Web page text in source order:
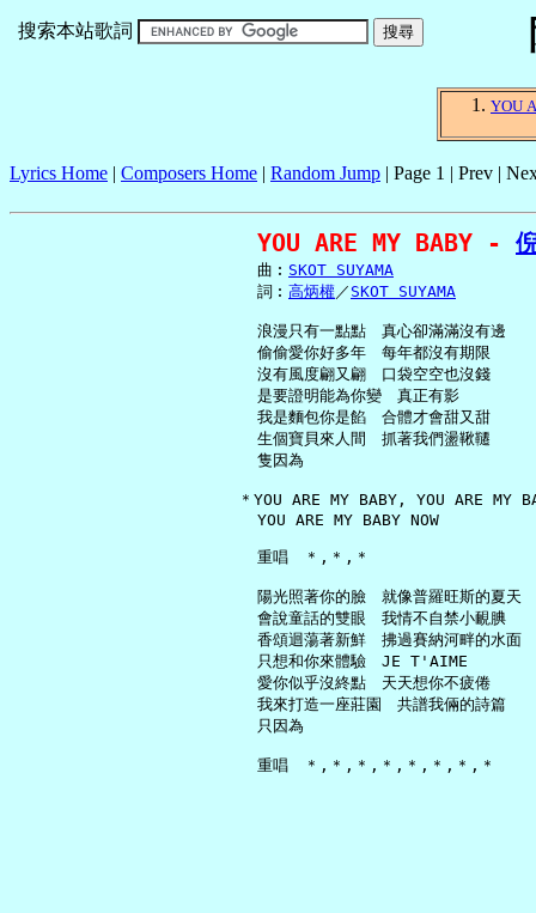
搜索本站歌詞
YOU
Lyrics Home | Composers Home | Random Jump | Page 1 | Prev |
YOU ARE MY BABY -
     曲︰
SKOT SUYAMA
     詞︰
高炳權／ SKOT SUYAMA
     浪漫只有一點點　真心卻滿滿沒有邊
     偷偷愛你好多年　每年都沒有期限
     沒有風度翩又翩　口袋空空也沒錢
     是要證明能為你變　真正有影
     我是麵包你是餡　合體才會甜又甜
     生個寶貝來人間　抓著我們盪鞦韆
     隻因為
＊YOU ARE MY BABY, YOU ARE MY
     YOU ARE MY BABY NOW
     重唱　＊,＊,＊
     陽光照著你的臉　就像普羅旺斯的夏天
     會說童話的雙眼　我情不自禁小靦腆
     香頌迴蕩著新鮮　拂過賽納河畔的水面
     只想和你來體驗　JE T'AIME
     愛你似乎沒終點　天天想你不疲倦
     我來打造一座莊園　共譜我倆的詩篇
     只因為